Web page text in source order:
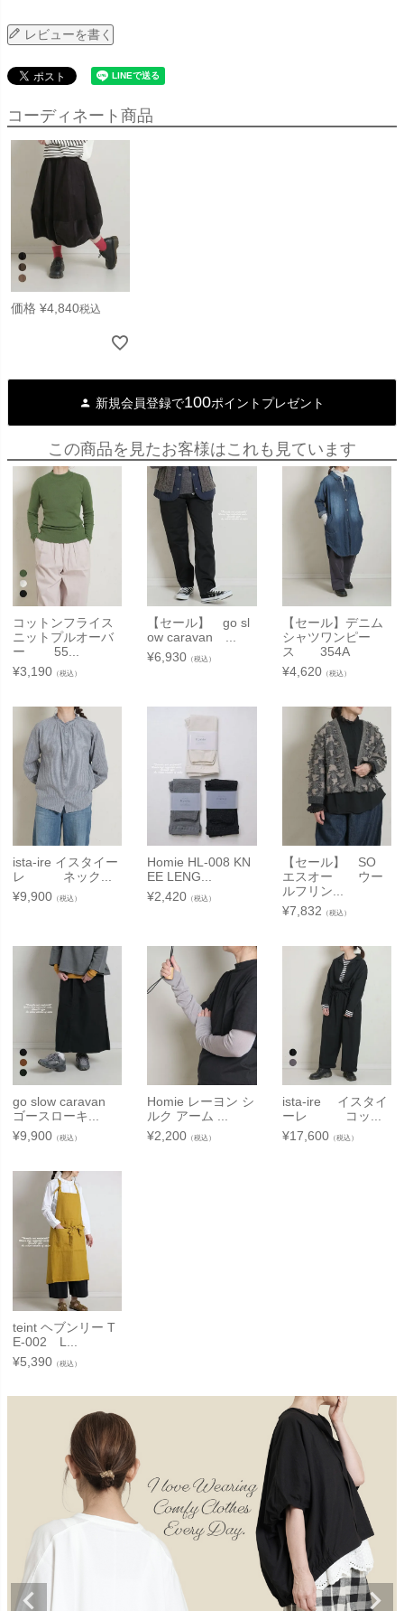
レビューを書く
コーディネート商品
価格 ¥4,840税込
新規会員登録で100ポイントプレゼント
この商品を見たお客様はこれも見ています
コットンフライス
ニットプルオーバ
ー 55...
¥3,190 （税込）
【セール】 go sl
ow caravan ...
¥6,930 （税込）
【セール】デニム
シャツワンピー
ス 354A
¥4,620（税込）
ista-ire イスタイー
レ ネック...
¥9,900 （税込）
Homie HL-008 KN
EE LENG...
¥2,420 （税込）
【セール】 SO
エスオー ウー
ルフリン...
¥7,832 （税込）
go slow caravan
ゴースローキ...
¥9,900 （税込）
Homie レーヨン シ
ルク アーム ...
¥2,200 （税込）
ista-ire イスタイ
ーレ コッ...
¥17,600（税込）
teint ヘブンリー T
E-002 L...
¥5,390 （税込）